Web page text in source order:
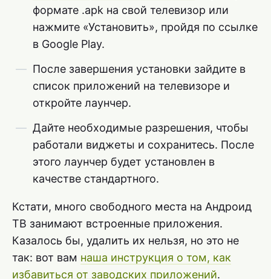
формате .apk на свой телевизор или
нажмите «Установить», пройдя по ссылке
в Google Play.
После завершения установки зайдите в
список приложений на телевизоре и
откройте лаунчер.
Дайте необходимые разрешения, чтобы
работали виджеты и сохранитесь. После
этого лаунчер будет установлен в
качестве стандартного.
Кстати, много свободного места на Андроид
ТВ занимают встроенные приложения.
Казалось бы, удалить их нельзя, но это не
так: вот вам наша инструкция о том, как
избавиться от заводских приложений.